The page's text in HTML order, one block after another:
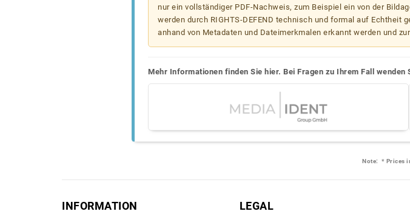
nur ein vollständiger PDF-Nachweis, zum Beispiel ein von der
werden durch RIGHTS-DEFEND technisch und formal auf Echtheit
anhand von Metadaten und Dateimerkmalen erkannt werden und
Mehr Informationen finden Sie hier. Bei Fragen zu Ihrem Fall wenden
Note: * Prices
INFORMATION LEGAL